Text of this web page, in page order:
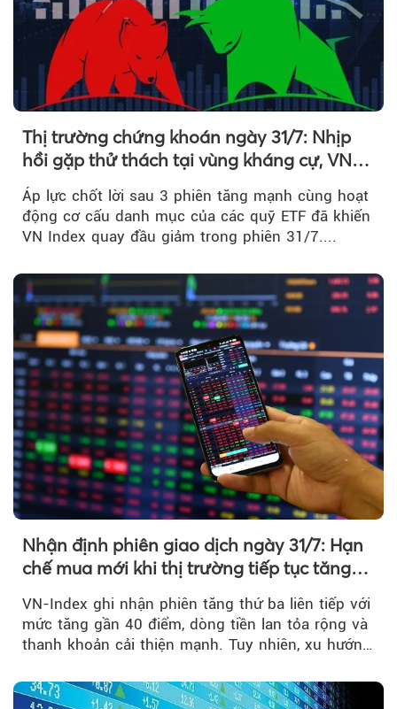
Thị trường chứng khoán ngày 31/7: Nhịp
hồi gặp thử thách tại vùng kháng cự, VN
Index giảm gần 9 điểm trong phiên cuối...
Áp lực chốt lời sau 3 phiên tăng mạnh cùng hoạt
động cơ cấu danh mục của các quỹ ETF đã khiến
VN Index quay đầu giảm trong phiên 31/7....
Nhận định phiên giao dịch ngày 31/7: Hạn
chế mua mới khi thị trường tiếp tục tăng
VN-Index ghi nhận phiên tăng thứ ba liên tiếp với
mức tăng gần 40 điểm, dòng tiền lan tỏa rộng và
thanh khoản cải thiện mạnh. Tuy nhiên, xu hướng